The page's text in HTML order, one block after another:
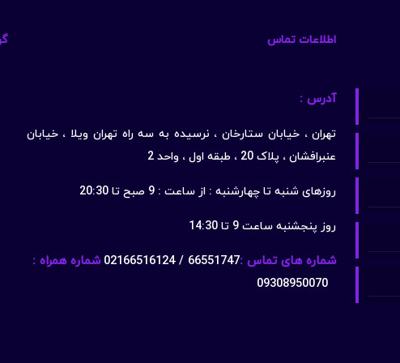
اطلاعات تماس
آدرس :
تهران ، خیابان ستارخان ، نرسیده به سه راه تهران ویلا ، خیابان
عنبرافشان ، پلاک 20 ، طبقه اول ، واحد 2
روزهای شنبه تا چهارشنبه : از ساعت : 9 صبح تا 20:30
روز پنجشنبه ساعت 9 تا 14:30
شماره های تماس :66551747 / 02166516124
شماره همراه :
09308950070